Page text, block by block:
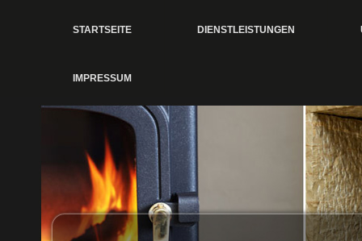
STARTSEITE DIENSTLEISTUNGEN
IMPRESSUM